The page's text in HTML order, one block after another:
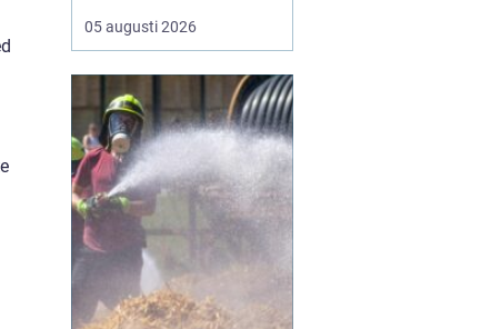
temperaturer, vägsalt,
grus, snöslask och långa
både lack, underrede och
teknik. Många bilägare
söker därför
05 augusti 2026